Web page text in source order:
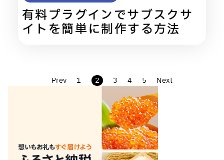
有料プラグインでサブスクサ
イトを簡単に制作する方法
Prev 1 2 3 4 5 Next